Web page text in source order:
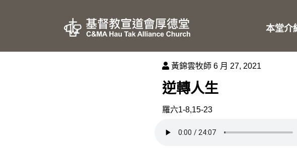
本堂介
黃錦雲牧師 6 月 27, 2021
逆轉人生
羅六1-8,15-23